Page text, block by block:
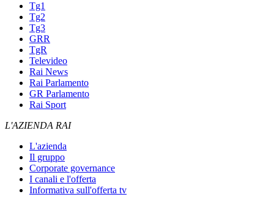
Tg1
Tg2
Tg3
GRR
TgR
Televideo
Rai News
Rai Parlamento
GR Parlamento
Rai Sport
L'AZIENDA RAI
L'azienda
Il gruppo
Corporate governance
I canali e l'offerta
Informativa sull'offerta tv